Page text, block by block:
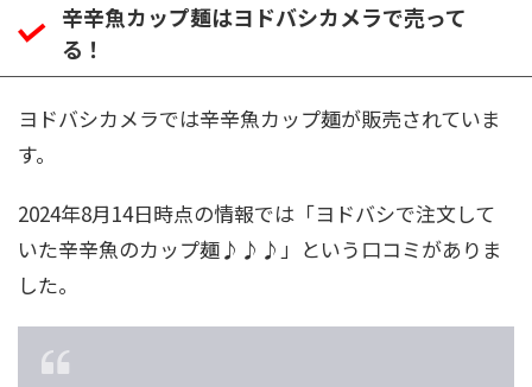
辛辛魚カップ麺はヨドバシカメラで売って
る！
ヨドバシカメラでは辛辛魚カップ麺が販売されていま
す。
2024年8月14日時点の情報では「ヨドバシで注文して
いた辛辛魚のカップ麺♪♪♪」という口コミがありま
した。